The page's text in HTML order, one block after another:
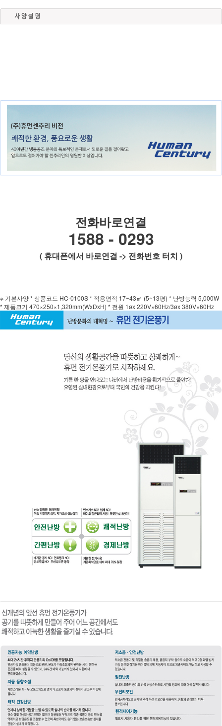
전화바로연결
1588 - 0293
( 휴대폰에서 바로연결 -> 전화번호 터치 )
※ 기본사양 * 상품코드 HC-0100S * 적용면적 17~43㎡ (5~13평) * 난방능력 5,000W
* 제품크기 470×250×1,320mm(WxDxH) * 전원 1øx 220V×60Hz/3øx 380V×60Hz